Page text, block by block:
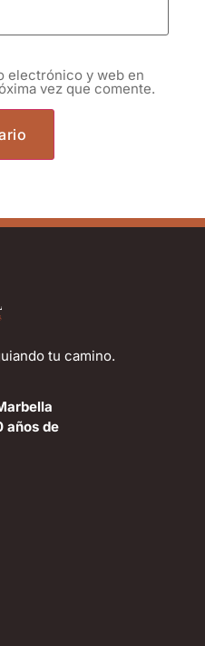
electrónico y web en
vez que comente.
tu camino.
años de